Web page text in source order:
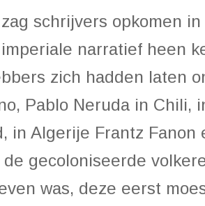
schrijvers opkomen
narratief heen
zich hadden laten
Pablo Neruda in Chili,
in Algerije Frantz
gecoloniseerde
was, deze eerst